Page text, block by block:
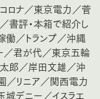
ロナ／東京電力 ／菅
／書評・本箱で紹介し
働／トランプ／沖縄
／君が代／東京五輪
郎／岸田文雄／沖
／リニア／関西電力
城デニー／イスラエ